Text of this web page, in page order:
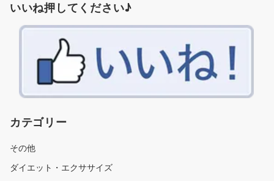
いいね押してください♪
カテゴリー
その他
ダイエット・エクササイズ